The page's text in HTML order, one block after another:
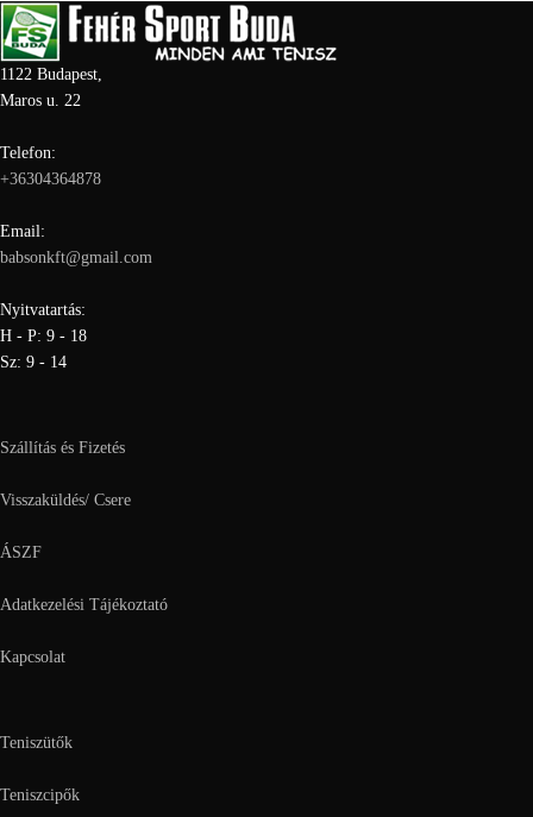
1122 Budapest,
Maros u. 22
Telefon:
+36304364878
Email:
babsonkft@gmail.com
Nyitvatartás:
H - P: 9 - 18
Sz: 9 - 14
Szállítás és Fizetés
Visszaküldés/ Csere
ÁSZF
Adatkezelési Tájékoztató
Kapcsolat
Teniszütők
Teniszcipők